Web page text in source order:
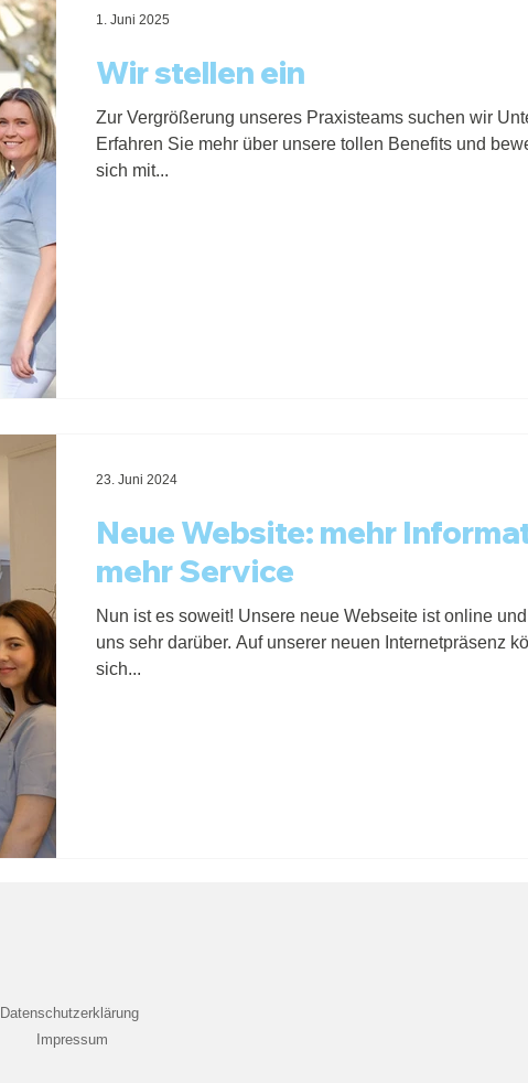
Wir stellen ein
Zur Vergrößerung unseres Praxisteams suchen wir
Erfahren Sie mehr über unsere tollen Benefits und
sich mit...
1. Juni 2025
Neue Website: mehr
mehr Service
Nun ist es soweit! Unsere neue Webseite ist online
uns sehr darüber. Auf unserer neuen Internetpräsenz
sich...
23. Juni 2024
Datenschutzerklärung
Impressum